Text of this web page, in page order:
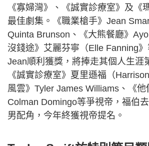
《寡婦灣》、《誠實診療室》及《
最佳劇集。《職業槍手》Jean
Quinta Brunson、《大熊餐廳》
沒錢途》艾麗芬寧（Elle Fanning
Jean順利獲獎，將捧走其個人生涯
《誠實診療室》夏里遜福（
風雲》Tyler James Williams、《他
Colman Domingo等爭視帝，福伯
男配角，今年終獲視帝提名。